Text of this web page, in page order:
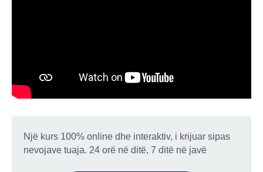
Një kurs 100% online dhe interaktiv, i krijuar sipas
nevojave tuaja. 24 orë në ditë, 7 ditë në javë